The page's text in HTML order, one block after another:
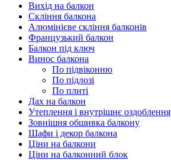
Вихід на балкон
Скління балкона
Алюмінієве скління балконів
Французький балкон
Балкон під ключ
Винос балкона
По підвіконню
По підлозі
По плиті
Дах на балкон
Утеплення і внутрішнє оздоблення
Зовнішня обшивка балкону
Шафи і декор балкона
Ціни на балкони
Ціни на балконний блок